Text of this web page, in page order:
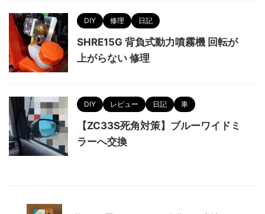
DIY 修理 日記
SHRE15G 背負式動力噴霧機 回転が
上がらない 修理
DIY レビュー 日記 車
【ZC33S死角対策】ブルーワイドミ
ラーへ交換